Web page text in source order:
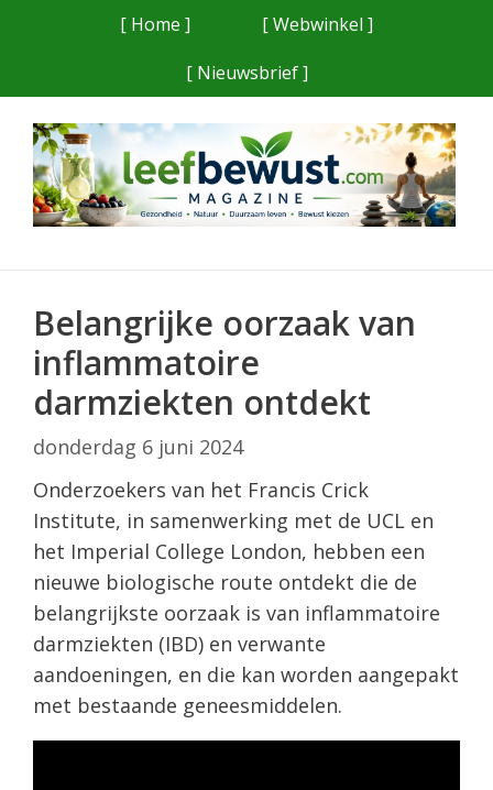
[ Home ]
[ Webwinkel ]
[ Nieuwsbrief ]
Belangrijke oorzaak van
inflammatoire
darmziekten ontdekt
donderdag 6 juni 2024
Onderzoekers van het Francis Crick
Institute, in samenwerking met de UCL en
het Imperial College London, hebben een
nieuwe biologische route ontdekt die de
belangrijkste oorzaak is van inflammatoire
darmziekten (IBD) en verwante
aandoeningen, en die kan worden aangepakt
met bestaande geneesmiddelen.